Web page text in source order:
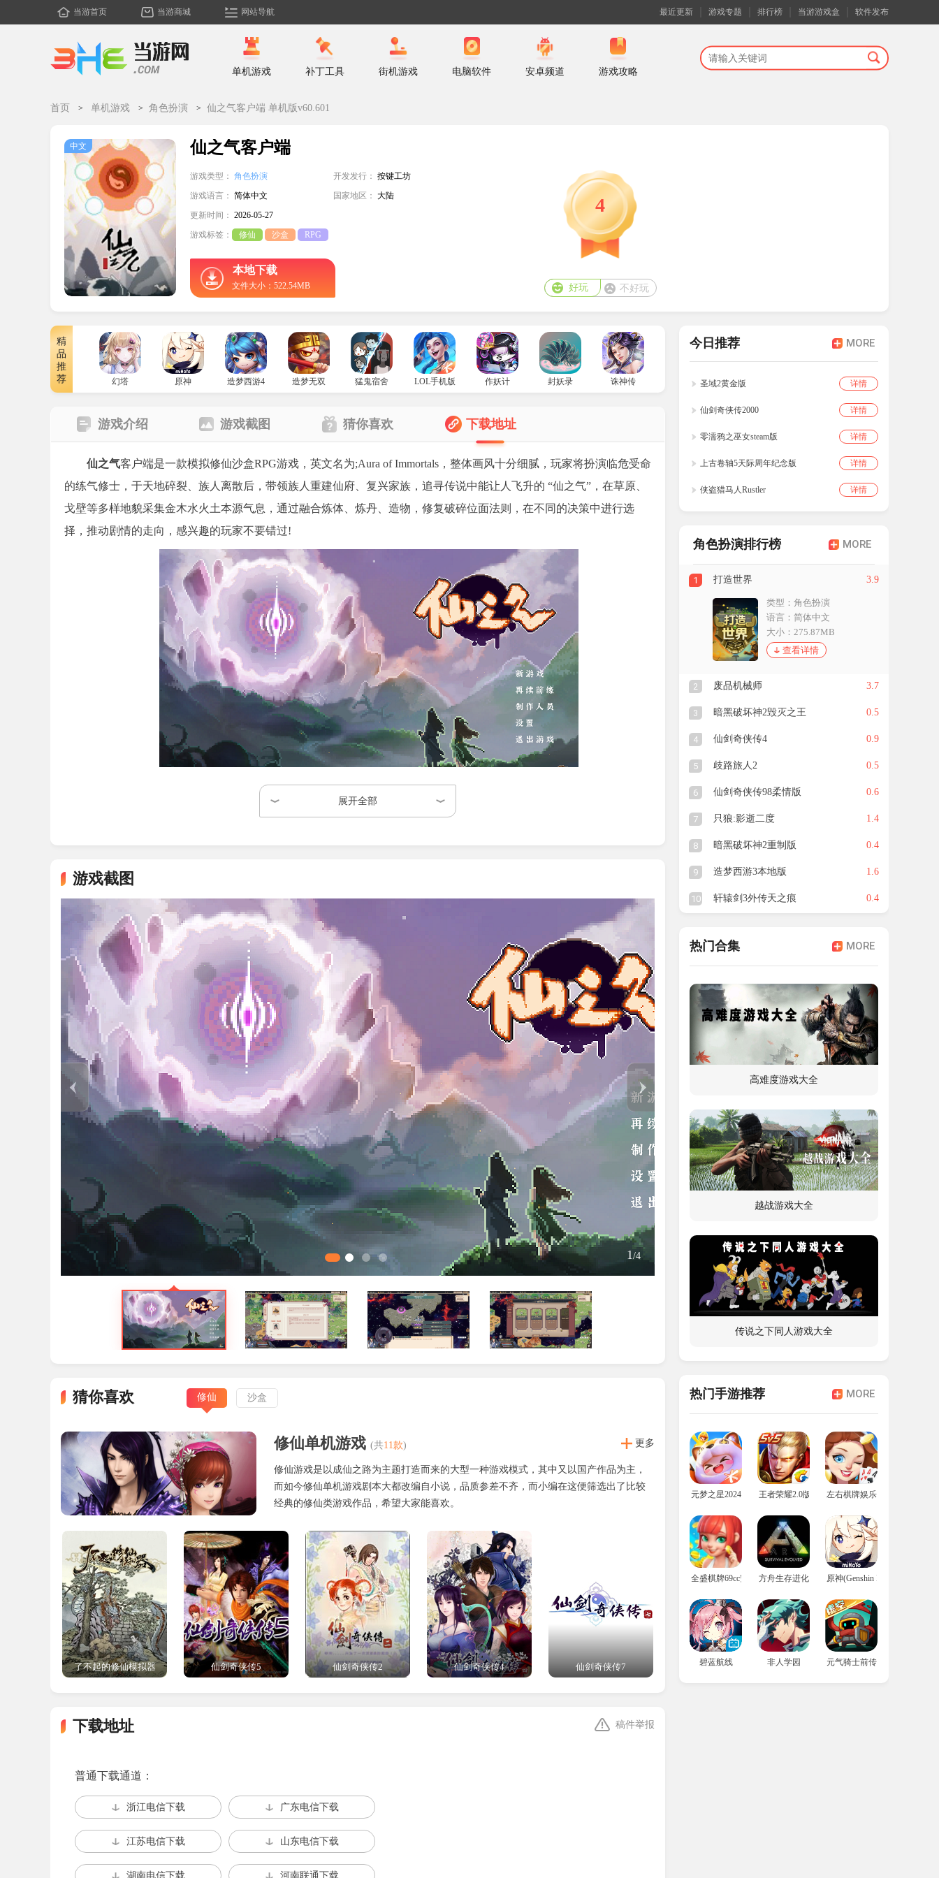
最近更新 游戏专题 排行榜 当游游戏盒 软件发布
当游首页 当游商城 网站导航
单机游戏 补丁工具 街机游戏 电脑软件 安卓频道 游戏攻略
首页 单机游戏 角色扮演 仙之气客户端 单机版v60.601
中文 仙之气客户端
游戏类型： 角色扮演 开发发行： 按键工坊
游戏语言： 简体中文 国家地区： 大陆
更新时间： 2026-05-27
游戏标签：
修仙 沙盒 RPG
本地下载
文件大小：522.54MB
4
好玩 不好玩
精
品
推
荐
幻塔 原神 造梦西游4 造梦无双 猛鬼宿舍 LOL手机版 作妖计 封妖录 诛神传
游戏介绍 游戏截图 猜你喜欢 下载地址
仙之气客户端是一款模拟修仙沙盒RPG游戏，英文名为;Aura of Immortals，整体画风十分细腻，玩家将扮演临危受命
的练气修士，于天地碎裂、族人离散后，带领族人重建仙府、复兴家族，追寻传说中能让人飞升的 “仙之气”，在草原、
戈壁等多样地貌采集金木水火土本源气息，通过融合炼体、炼丹、造物，修复破碎位面法则，在不同的决策中进行选
择，推动剧情的走向，感兴趣的玩家不要错过!
内置专属阴阳五行能量矩阵，可自主采集金、木、水、火、土五种天地本源气息，借助八卦炉完成气息的炼化与调
2. 仙府建造机制
可依据各地地脉灵气的浓度差异，挑选优质洞天福地作为府邸选址，自由搭建聚灵阵、丹房等各类修真配套设施。
仙府的整体建筑布局会直接影响宗门族人的修炼效率，改变各类机缘事件的触发概率，玩法自由度极高。
3. 时空裂隙探索玩法
开放五大风格迥异、各具特色的残破大陆地图，探索玩法差异化十足。其中“太虚境”需要依靠强大神识破解上古神
秘符文解锁探索权限，“幽冥界”则需驾驭专属阴火驱散蚀魂瘴气，突破场景阻碍完成探索。
4. 修真传承体系
收录72种经典古籍修真功法，功法功能各有侧重、定位清晰。修炼《黄庭经》可稳步提升玩家神识强度，修习《青
囊书》能够解锁驱魔丹炼制能力，不同功法的搭配组合，可触发专属专属修真剧情，丰富游戏体验。
1.气运因果
打造真实的因果气运机制，宗门族人好感度将直接左右各类天命事件的走向。救助落魄修士，大概率解锁隐藏秘境
线索;反之，过度掠夺资源、肆意杀伐，会触发心魔劫劫难，善恶行为皆有对应因果反馈。
2.仙之气追踪玩法
可借助观星台推演天机、测算运势，在月圆之夜的特殊时辰，于九嶷山巅布设周天星斗大阵，成功布阵即可感应天
地间散落的仙之气残留，解锁稀有资源与隐藏机缘。
3.怪物生态设计
怪物体系贴合五行修真设定，噬灵兽群严格遵循五行相克的核心规律，属性克制玩法极具策略性。例如火属性异兽
需借助玄冰符冻结核心弱点方可高效击杀，怪物掉落的本命珠，可用于强化各类法宝，提升玩家战力。
拥有真实动态的大陆演变体系，每收集10%的天地法则碎片，地图就会解锁全新的可探索区域与资源点位。当完整
展开全部
游戏截图
1/4
猜你喜欢 修仙 沙盒
修仙单机游戏 (共11款) 更多
修仙游戏是以成仙之路为主题打造而来的大型一种游戏模式，其中又以国产作品为主，
而如今修仙单机游戏剧本大都改编自小说，品质参差不齐，而小编在这便筛选出了比较
经典的修仙类游戏作品，希望大家能喜欢。
了不起的修仙模拟器 仙剑奇侠传5 仙剑奇侠传2 仙剑奇侠传4 仙剑奇侠传7
下载地址 稿件举报
普通下载通道：
浙江电信下载 广东电信下载
江苏电信下载 山东电信下载
湖南电信下载 河南联通下载
今日推荐 MORE
圣域2黄金版 详情
仙剑奇侠传2000 详情
零濡鸦之巫女steam版 详情
上古卷轴5天际周年纪念版 详情
侠盗猎马人Rustler 详情
角色扮演排行榜 MORE
1 打造世界 3.9
类型：角色扮演
语言：简体中文
大小：275.87MB
查看详情
2 废品机械师 3.7
3 暗黑破坏神2毁灭之王 0.5
4 仙剑奇侠传4 0.9
5 歧路旅人2 0.5
6 仙剑奇侠传98柔情版 0.6
7 只狼:影逝二度 1.4
8 暗黑破坏神2重制版 0.4
9 造梦西游3本地版 1.6
10 轩辕剑3外传天之痕 0.4
热门合集 MORE
高难度游戏大全
越战游戏大全
传说之下同人游戏大全
热门手游推荐 MORE
元梦之星2024年最新版王者荣耀2.0版本 左右棋牌娱乐
全盛棋牌69cc安卓版方舟生存进化国际服原神(Genshin Impact)外服
碧蓝航线 非人学园 元气骑士前传